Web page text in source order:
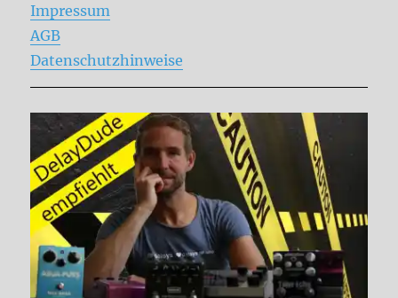
Impressum
AGB
Datenschutzhinweise